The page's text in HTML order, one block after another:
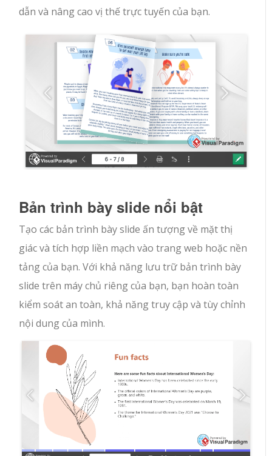
dẫn và nâng cao vị thế trực tuyến của bạn.
Bản trình bày slide nổi bật
Tạo các bản trình bày slide ấn tượng về mặt thị
giác và tích hợp liền mạch vào trang web hoặc nền
tảng của bạn. Với khả năng lưu trữ bản trình bày
slide trên máy chủ riêng của bạn, bạn hoàn toàn
kiểm soát an toàn, khả năng truy cập và tùy chỉnh
nội dung của mình.